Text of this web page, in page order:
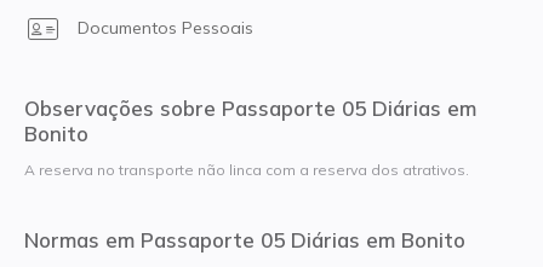
Documentos Pessoais
Observações sobre Passaporte 05 Diárias em
Bonito
A reserva no transporte não linca com a reserva dos atrativos.
Normas em Passaporte 05 Diárias em Bonito